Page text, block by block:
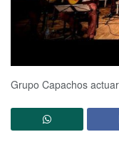
Grupo Capachos